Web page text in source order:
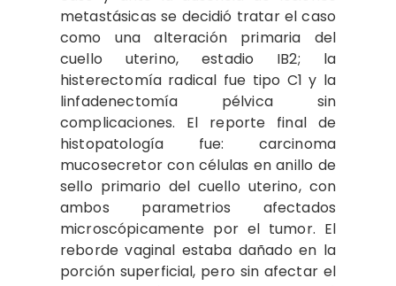
metastásicas se decidió tratar el caso
como una alteración primaria del
cuello uterino, estadio IB2; la
histerectomía radical fue tipo C1 y la
linfadenectomía pélvica sin
complicaciones. El reporte final de
histopatología fue: carcinoma
mucosecretor con células en anillo de
sello primario del cuello uterino, con
ambos parametrios afectados
microscópicamente por el tumor. El
reborde vaginal estaba dañado en la
porción superficial, pero sin afectar el